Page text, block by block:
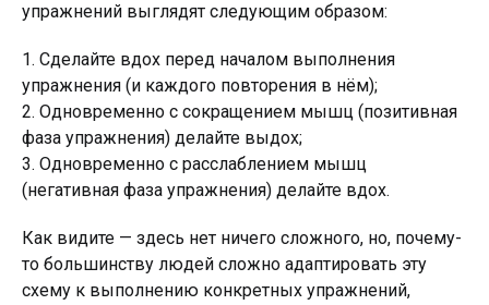
упражнений выглядят следующим образом:
1. Сделайте вдох перед началом выполнения
упражнения (и каждого повторения в нём);
2. Одновременно с сокращением мышц (позитивная
фаза упражнения) делайте выдох;
3. Одновременно с расслаблением мышц
(негативная фаза упражнения) делайте вдох.
Как видите — здесь нет ничего сложного, но, почему-
то большинству людей сложно адаптировать эту
схему к выполнению конкретных упражнений,